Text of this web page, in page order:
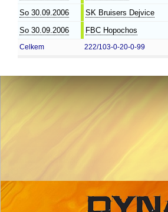
So 30.09.2006
SK Bruisers Dejvice
So 30.09.2006
FBC Hopochos
Celkem 222/103-0-20-0-99